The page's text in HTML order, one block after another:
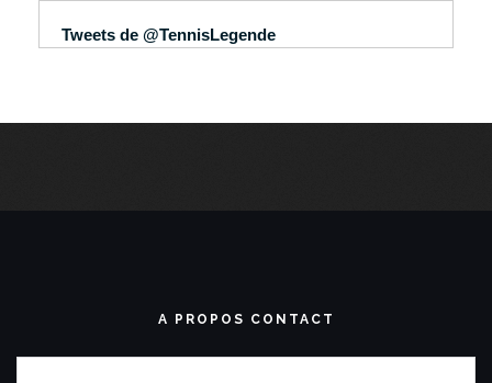
Tweets de @TennisLegende
A PROPOS CONTACT